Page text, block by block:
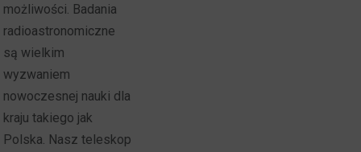
możliwości. Badania
radioastronomiczne
są wielkim
wyzwaniem
nowoczesnej nauki dla
kraju takiego jak
Polska. Nasz teleskop